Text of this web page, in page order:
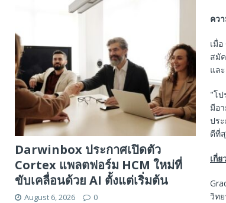
คว
เมื่
สมั
แล
"โป
มีอ
ปร
ดีที่
เกี่ย
วิท
Darwinbox ประกาศเปิดตัว
Cortex แพลตฟอร์ม HCM ใหม่ที่
ขับเคลื่อนด้วย AI ตั้งแต่เริ่มต้น
August 6, 2026 0